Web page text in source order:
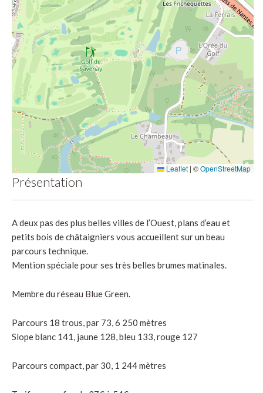
Leaflet | ©OpenStreetMap
Présentation
A deux pas des plus belles villes de l’Ouest, plans d’eau et
petits bois de châtaigniers vous accueillent sur un beau
parcours technique.
Mention spéciale pour ses très belles brumes matinales.
Membre du réseau Blue Green.
Parcours 18 trous, par 73, 6 250 mètres
Slope blanc 141, jaune 128, bleu 133, rouge 127
Parcours compact, par 30, 1 244 mètres